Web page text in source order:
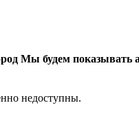
Мы будем показывать
недоступны.